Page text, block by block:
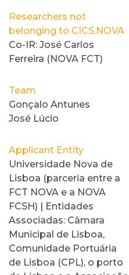
Researchers not
belonging to CICS.NOVA
Co-IR: José Carlos
Ferreira (NOVA FCT)
Team
Gonçalo Antunes
José Lúcio
Applicant Entity
Universidade Nova de
Lisboa (parceria entre a
FCT NOVA e a NOVA
FCSH) | Entidades
Associadas: Câmara
Municipal de Lisboa,
Comunidade Portuária
de Lisboa (CPL), o porto